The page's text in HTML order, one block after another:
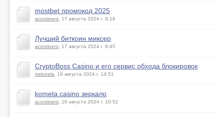
mostbet промокод 2025
acontinent , 17 августа 2024 г. 9:18
Лучший биткоин миксер
acontinent , 17 августа 2024 г. 8:45
CryptoBoss Casino и его сервис обхода блокировок
nekorela , 16 августа 2024 г. 14:51
kometa casino зеркало
acontinent , 16 августа 2024 г. 10:52